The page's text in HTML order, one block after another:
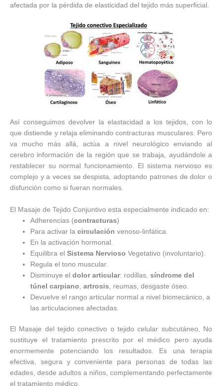
afectada por la pérdida de elasticidad del tejido más superficial.
Así conseguimos devolver la elastacidad a los tejidos, con lo
que distiende y relaja eliminando contracturas musculares. Pero
va mucho más allá, actúa a nivel neurológico enviando al
cerebro información de la región que se trabaja, ayudándole a
restablecer su normal funcionamiento. El sistema nervioso es
complejo y a veces se despista, adoptando patrones de dolor o
disfunción como si fueran normales.
El Masaje de Tejido Conjuntivo esta especialmente indicado en:
Adherencias (contracturas)
Para activar lacirculación venoso-linfática.
En la activación hormonal.
Equilibra el Sistema Nervioso Vegetativo (involuntario).
Regula el tono muscular.
Disminuye eldolor articular: rodillas,síndrome del
túnel carpiano ,artrosis , reumas, desgaste óseo.
Devuelve el rango articular normal a nivel biomecánico, a
las articulaciones afectadas.
El Masaje del tejido conectivo o tejido celular subcutáneo, No
sustituye el tratamiento prescrito por el médico pero ayuda
enormemente potenciando los resultados. Es una terapia
efectiva, segura y conveniente para personas de todas las
edades, desde adultos a niños, complementando perfectamente
el tratamiento médico.